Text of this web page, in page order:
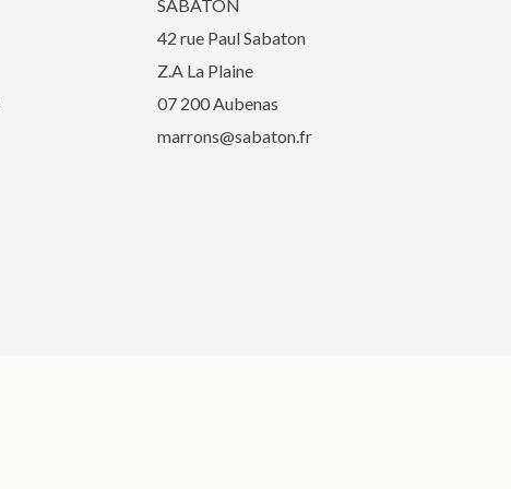
SABATON
42 rue Paul Sabaton
Z.A La Plaine
07 200 Aubenas
marrons@sabaton.fr